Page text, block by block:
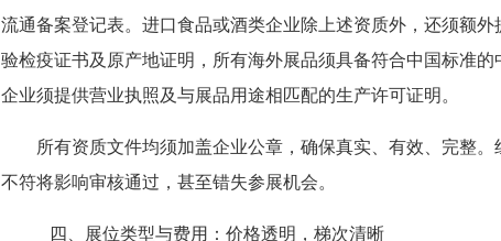
流通备案登记表。进口食品或酒类企业除上述资质外，还须额
验检疫证书及原产地证明，所有海外展品须具备符合中国标准
企业须提供营业执照及与展品用途相匹配的生产许可证明。
所有资质文件均须加盖企业公章，确保真实、有效、完整
不符将影响审核通过，甚至错失参展机会。
四、展位类型与费用：价格透明，梯次清晰